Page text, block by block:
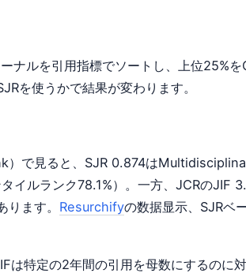
ナルを引用指標でソートし、上位25%を
を使うかで結果が変わります。
）で見ると、SJR 0.874は
イルランク78.1%）。一方、JCRのJIF
ます。 Resurchifyの数据显示、SJRベ
特定の2年間の引用を母数にするのに対